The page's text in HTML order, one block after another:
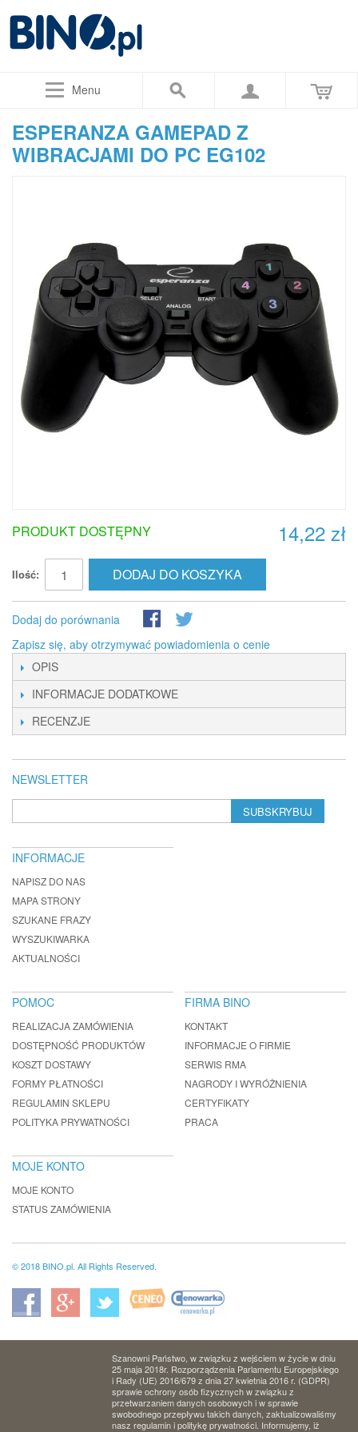
Menu
ESPERANZA GAMEPAD Z
WIBRACJAMI DO PC EG102
14,22 zł
PRODUKT DOSTĘPNY
Ilość: DODAJ DO KOSZYKA
Dodaj do porównania
Zapisz się, aby otrzymywać powiadomienia o cenie
OPIS
INFORMACJE DODATKOWE
RECENZJE
NEWSLETTER
SUBSKRYBUJ
INFORMACJE
NAPISZ DO NAS
MAPA STRONY
SZUKANE FRAZY
WYSZUKIWARKA
AKTUALNOŚCI
POMOC
REALIZACJA ZAMÓWIENIA
DOSTĘPNOŚĆ PRODUKTÓW
KOSZT DOSTAWY
FORMY PŁATNOŚCI
REGULAMIN SKLEPU
POLITYKA PRYWATNOŚCI
FIRMA BINO
KONTAKT
INFORMACJE O FIRMIE
SERWIS RMA
NAGRODY I WYRÓŻNIENIA
CERTYFIKATY
PRACA
MOJE KONTO
MOJE KONTO
STATUS ZAMÓWIENIA
© 2018 BINO.pl. All Rights Reserved.
Szanowni Państwo, w związku z wejściem w życie w dniu
25 maja 2018r. Rozporządzenia Parlamentu Europejskiego
i Rady (UE) 2016/679 z dnia 27 kwietnia 2016 r. (GDPR)
sprawie ochrony osób fizycznych w związku z
przetwarzaniem danych osobowych i w sprawie
swobodnego przepływu takich danych, zaktualizowaliśmy
nasz regulamin i politykę prywatności. Informujemy, iż